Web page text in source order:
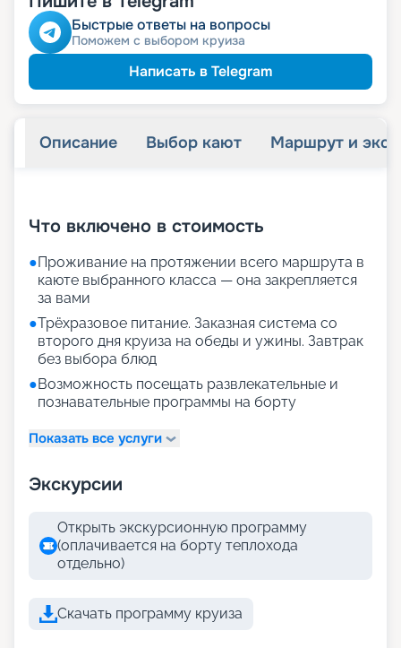
Быстрые ответы на вопросы
Поможем с выбором круиза
Написать в Telegram
Описание Выбор кают Маршрут и
Что включено в стоимость
●Проживание на протяжении всего маршрута в
каюте выбранного класса — она закрепляется
за вами
●Трёхразовое питание. Заказная система со
второго дня круиза на обеды и ужины. Завтрак
без выбора блюд
●Возможность посещать развлекательные и
познавательные программы на борту
Показать все услуги
Экскурсии
Открыть экскурсионную программу
(оплачивается на борту теплохода
отдельно)
Скачать программу круиза